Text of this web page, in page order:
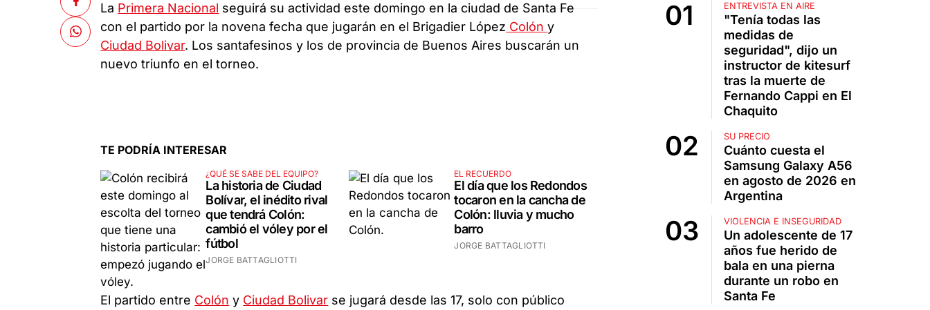
La Primera Nacional seguirá su actividad este domingo en la ciudad de Santa Fe
con el partido por la novena fecha que jugarán en el Brigadier López Colóny
Ciudad Bolivar. Los santafesinos y los de provincia de Buenos Aires buscarán un
nuevo triunfo en el torneo.
TE PODRÍA INTERESAR
¿QUÉ SE SABE DEL EQUIPO?
La historia de Ciudad
Bolívar, el inédito rival
que tendrá Colón:
cambió el vóley por el
fútbol
JORGE BATTAGLIOTTI
EL RECUERDO
El día que los Redondos
tocaron en la cancha de
Colón: lluvia y mucho
barro
JORGE BATTAGLIOTTI
El partido entre Colón y Ciudad Bolivar se jugará desde las 17, solo con público
ENTREVISTA EN AIRE
"Tenía todas las
medidas de
seguridad", dijo un
instructor de kitesurf
tras la muerte de
Fernando Cappi en El
Chaquito
SU PRECIO
Cuánto cuesta el
Samsung Galaxy A56
en agosto de 2026 en
Argentina
VIOLENCIA E INSEGURIDAD
Un adolescente de 17
años fue herido de
bala en una pierna
durante un robo en
Santa Fe